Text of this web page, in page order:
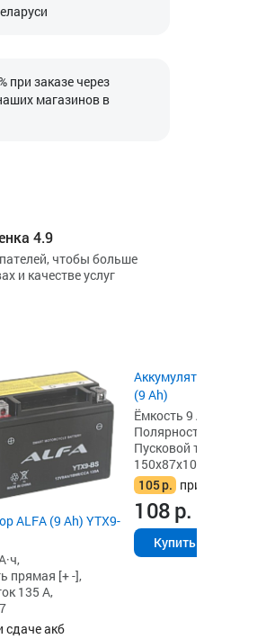
при заказе через
магазинов в
4.9
чтобы больше
и качестве услуг
ALFA (9 Ah) YTX9-
прямая [+ -],
135 А,
сдаче акб
Аккумулятор VOLAT
(9 Ah)
Ёмкость 9 А·ч,
Полярность прямая [+
Пусковой ток 135 А,
150x87x105
105р. при сдаче акб
108р.
Купить